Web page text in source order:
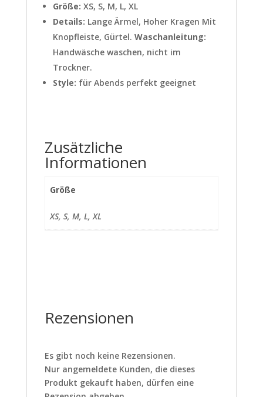
Größe: XS, S, M, L, XL
Details: Lange Ärmel, Hoher Kragen Mit
Knopfleiste, Gürtel. Waschanleitung:
Handwäsche waschen, nicht im
Trockner.
Style: für Abends perfekt geeignet
Zusätzliche
Informationen
Größe
XS, S, M, L, XL
Rezensionen
Es gibt noch keine Rezensionen.
Nur angemeldete Kunden, die dieses
Produkt gekauft haben, dürfen eine